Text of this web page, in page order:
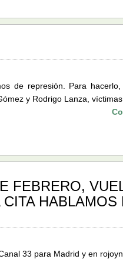
de represión. Para
y Rodrigo Lanza,
FEBRERO,
HABLAMOS
33 para Madrid y en